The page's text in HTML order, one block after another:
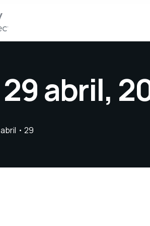
29 abril,
abril 29